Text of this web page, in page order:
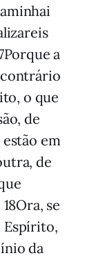
a
contrário
o que
de
em
de
se
Espírito,
da